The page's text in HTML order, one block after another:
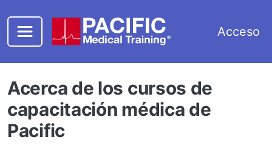
Acceso
Acerca de los cursos de
capacitación médica de
Pacific